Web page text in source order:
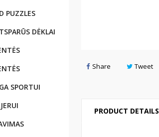
PUZZLES
DĖKLAI
SPORTUI
Share Tweet
PRODUCT DETAILS